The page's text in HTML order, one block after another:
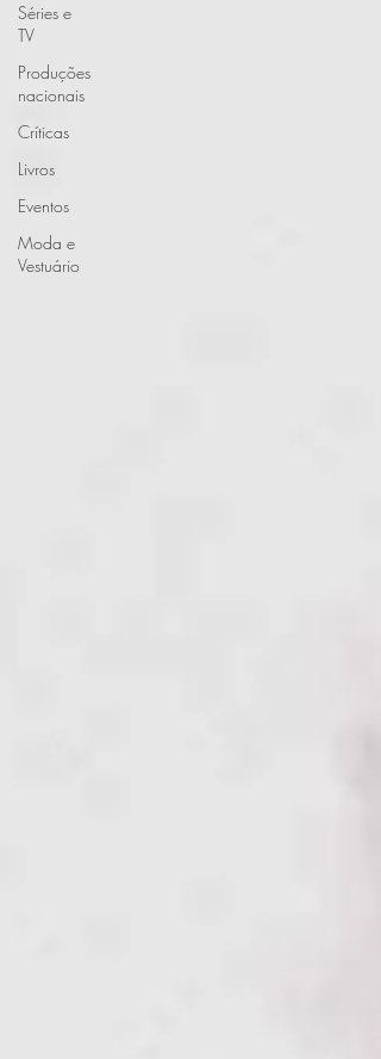
Séries e
TV
Produções
nacionais
Críticas
Livros
Eventos
Moda e
Vestuário